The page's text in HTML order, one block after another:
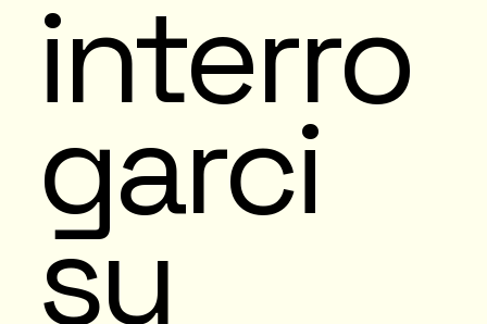
interro
garci
su